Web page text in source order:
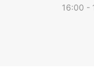
16:00 -